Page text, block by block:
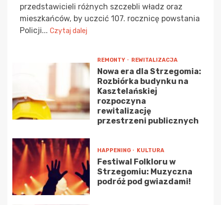
przedstawicieli różnych szczebli władz oraz
mieszkańców, by uczcić 107. rocznicę powstania
Policji... Czytaj dalej
REMONTY REWITALIZACJA
Nowa era dla Strzegomia:
Rozbiórka budynku na
Kasztelańskiej
rozpoczyna
rewitalizację
przestrzeni publicznych
HAPPENING KULTURA
Festiwal Folkloru w
Strzegomiu: Muzyczna
podróż pod gwiazdami!